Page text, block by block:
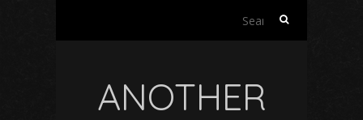
Search
ANOTHER